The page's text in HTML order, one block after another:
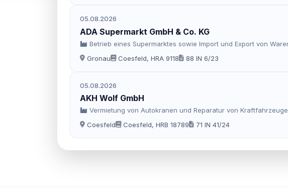
05.08.2026
ADA Supermarkt GmbH & Co. KG
Betrieb eines Supermarktes sowie Import und Export von
Gronau
Coesfeld, HRA 9118 88 IN 6/23
05.08.2026
AKH Wolf GmbH
Vermietung von Autokranen und Reparatur von
Coesfeld
Coesfeld, HRB 18789 71 IN 41/24